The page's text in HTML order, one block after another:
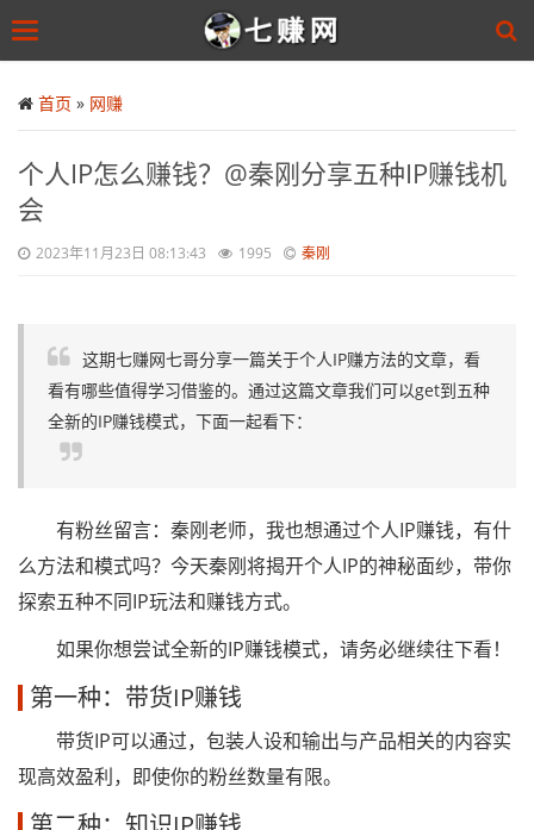
to
main
Toggle
首页 » 网赚
个人IP怎么赚钱？@秦刚分享五种IP赚钱机
会
2023年11月23日 08:13:43 1995 秦刚
这期七赚网七哥分享一篇关于个人IP赚方法的文章，看
看有哪些值得学习借鉴的。通过这篇文章我们可以get到五种
全新的IP赚钱模式，下面一起看下：
有粉丝留言：秦刚老师，我也想通过个人IP赚钱，有什
么方法和模式吗？今天秦刚将揭开个人IP的神秘面纱，带你
探索五种不同IP玩法和赚钱方式。
如果你想尝试全新的IP赚钱模式，请务必继续往下看！
第一种：带货IP赚钱
带货IP可以通过，包装人设和输出与产品相关的内容实
现高效盈利，即使你的粉丝数量有限。